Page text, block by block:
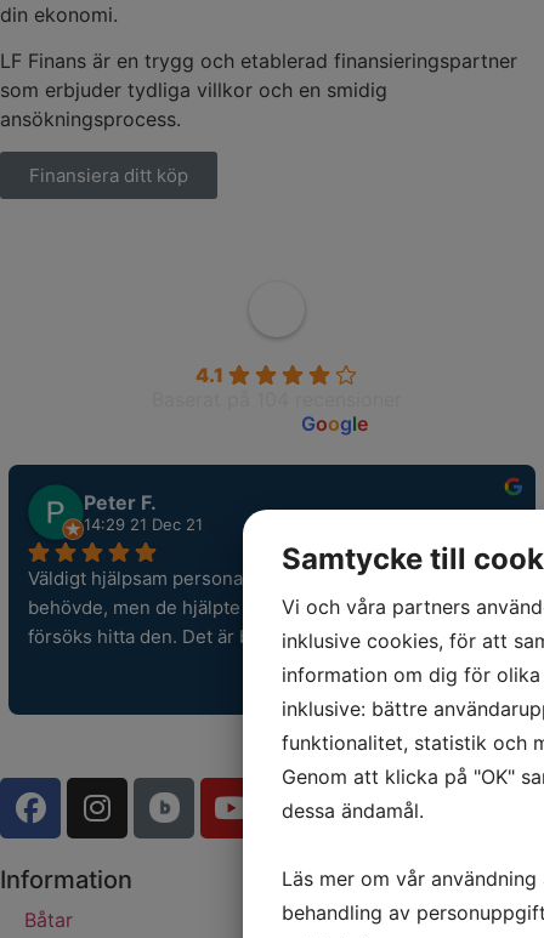
din ekonomi.
LF Finans är en trygg och etablerad finansieringspartner
som erbjuder tydliga villkor och en smidig
ansökningsprocess.
Finansiera ditt köp
4.1
Google
Peter F.
14:29 21 Dec 21
Väldigt hjälpsam personal. De hade inte en reservdel jag
behövde, men de hjälpte mig trots det ringa runt och
försöks hitta den. Det är bra service. Tack.
Information
Båtar
Samtycke till
Vi och våra partners
inklusive cookies, för att
information om dig för olika
inklusive: bättre
funktionalitet, statistik och
Genom att klicka på "OK"
dessa ändamål.
Läs mer om vår
behandling av